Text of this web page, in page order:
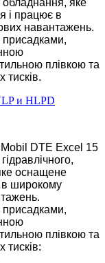
і працює в
навантажень.
присадками,
плівкою та
тисків.
и HLPD
DTE Excel 15
оснащене
в широкому
присадками,
плівкою та
тисків: